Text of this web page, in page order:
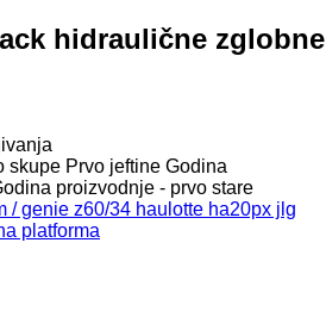
hidraulične zglobne
skupe Prvo jeftine Godina
proizvodnje - prvo stare